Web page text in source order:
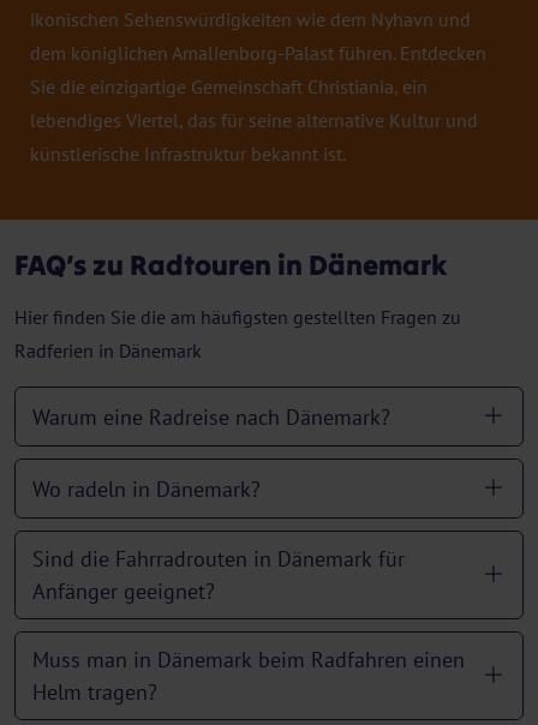
ikonischen Sehenswürdigkeiten wie dem Nyhavn und
dem königlichen Amalienborg-Palast führen. Entdecken
Sie die einzigartige Gemeinschaft Christiania, ein
lebendiges Viertel, das für seine alternative Kultur und
künstlerische Infrastruktur bekannt ist.
FAQ’s zu Radtouren in Dänemark
Hier finden Sie die am häufigsten gestellten Fragen zu
Radferien in Dänemark
Warum eine Radreise nach Dänemark?
Wo radeln in Dänemark?
Sind die Fahrradrouten in Dänemark für
Anfänger geeignet?
Muss man in Dänemark beim Radfahren einen
Helm tragen?